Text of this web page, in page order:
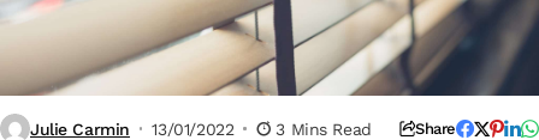
Julie Carmin 13/01/2022 3 Mins Read Share